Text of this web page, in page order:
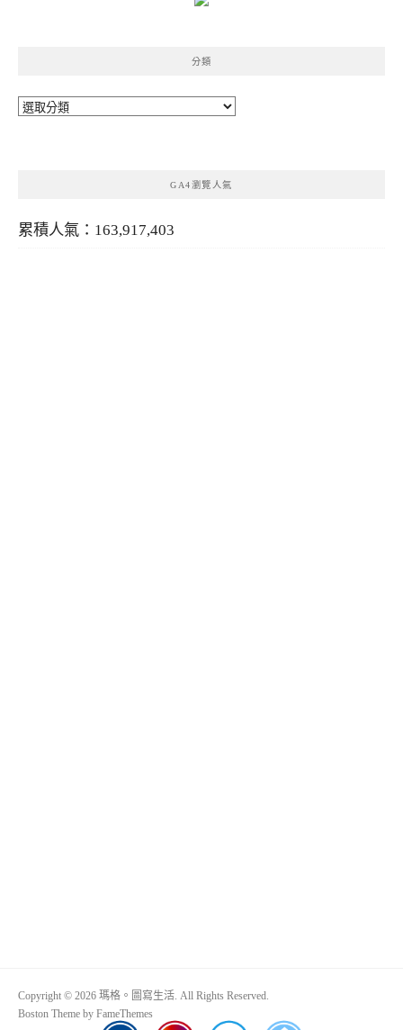
分類
分
GA4瀏覽人氣
累積人氣：163,917,403
Copyright © 2026 瑪格。圖寫生活. All Rights Reserved.
Boston Theme by FameThemes